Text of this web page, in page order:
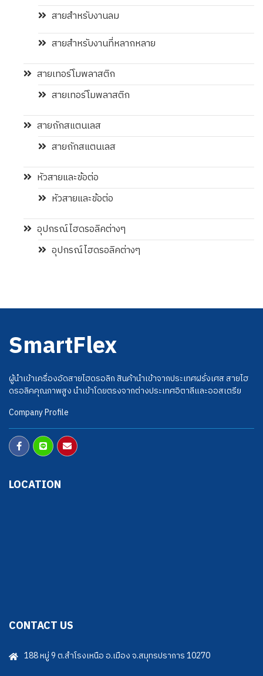
สายสำหรับงานลม
สายสำหรับงานที่หลากหลาย
สายเทอร์โมพลาสติก
สายเทอร์โมพลาสติก
สายถักสแตนเลส
สายถักสแตนเลส
หัวสายและข้อต่อ
หัวสายและข้อต่อ
อุปกรณ์ไฮดรอลิคต่างๆ
อุปกรณ์ไฮดรอลิคต่างๆ
SmartFlex
ผู้นำเข้าเครื่องอัดสายไฮดรอลิก สินค้านำเข้าจากประเทศฝรั่งเศส สายไฮ
ดรอลิคคุณภาพสูง นำเข้าโดยตรงจากต่างประเทศอิตาลีและออสเตรีย
Company Profile
LOCATION
CONTACT US
188 หมู่ 9 ต.สำโรงเหนือ อ.เมือง จ.สมุทรปราการ 10270